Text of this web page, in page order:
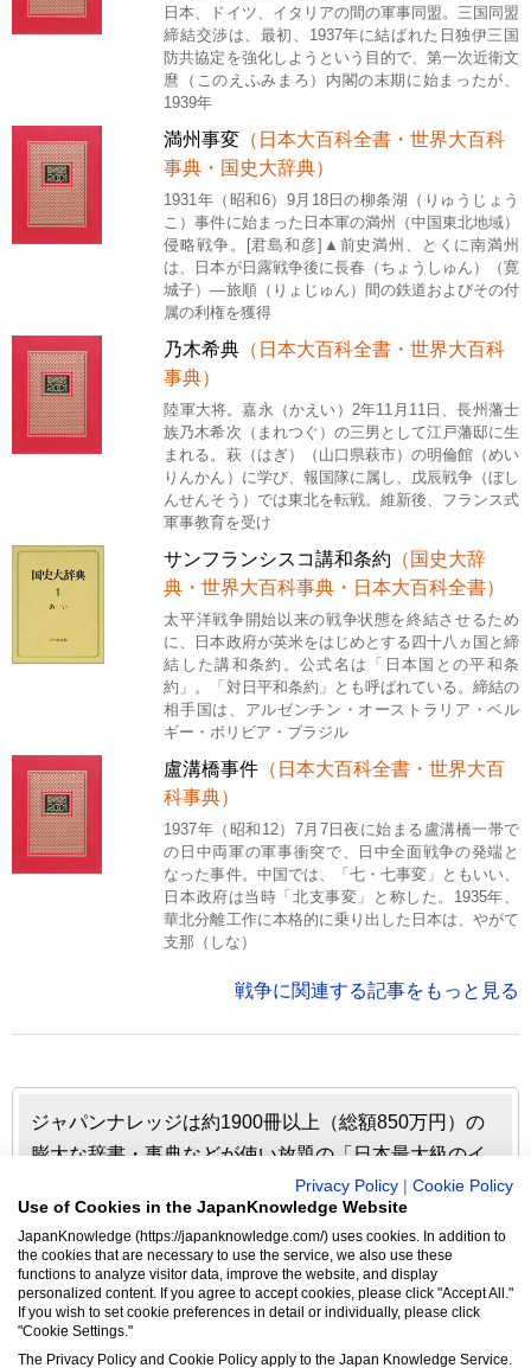
日本、ドイツ、イタリアの間の軍事同盟。三国同盟
締結交渉は、最初、1937年に結ばれた日独伊三国
防共協定を強化しようという目的で、第一次近衛文
麿（このえふみまろ）内閣の末期に始まったが、
1939年
満州事変 （日本大百科全書・世界大百科
事典・国史大辞典）
1931年（昭和6）9月18日の柳条湖（りゅうじょう
こ）事件に始まった日本軍の満州（中国東北地域）
侵略戦争。[君島和彦]▲前史満州、とくに南満州
は、日本が日露戦争後に長春（ちょうしゅん）（寛
城子）―旅順（りょじゅん）間の鉄道およびその付
属の利権を獲得
乃木希典 （日本大百科全書・世界大百科
事典）
陸軍大将。嘉永（かえい）2年11月11日、長州藩士
族乃木希次（まれつぐ）の三男として江戸藩邸に生
まれる。萩（はぎ）（山口県萩市）の明倫館（めい
りんかん）に学び、報国隊に属し、戊辰戦争（ぼし
んせんそう）では東北を転戦。維新後、フランス式
軍事教育を受け
サンフランシスコ講和条約 （国史大辞
典・世界大百科事典・日本大百科全書）
太平洋戦争開始以来の戦争状態を終結させるため
に、日本政府が英米をはじめとする四十八ヵ国と締
結した講和条約。公式名は「日本国との平和条
約」。「対日平和条約」とも呼ばれている。締結の
相手国は、アルゼンチン・オーストラリア・ベル
ギー・ボリビア・ブラジル
盧溝橋事件 （日本大百科全書・世界大百
科事典）
1937年（昭和12）7月7日夜に始まる盧溝橋一帯で
の日中両軍の軍事衝突で、日中全面戦争の発端と
なった事件。中国では、「七・七事変」ともいい、
日本政府は当時「北支事変」と称した。1935年、
華北分離工作に本格的に乗り出した日本は、やがて
支那（しな）
戦争に関連する記事をもっと見る
ジャパンナレッジは約1900冊以上（総額850万円）の
膨大な辞書・事典などが使い放題の「日本最大級のイ
ンターネット辞書・事典・叢書サイト」です。日本国
内のみならず、海外の有名大学から図書館まで、多く
の機関で利用されています。
ジャパンナレッジの利用料金や収録辞事典について詳しく
Privacy Policy
Cookie Policy
Use of Cookies in the JapanKnowledge Website
JapanKnowledge (https://japanknowledge.com/) uses cookies. In addition to
the cookies that are necessary to use the service, we also use these
functions to analyze visitor data, improve the website, and display
personalized content. If you agree to accept cookies, please click "Accept All."
If you wish to set cookie preferences in detail or individually, please click
"Cookie Settings."
The Privacy Policy and Cookie Policy apply to the Japan Knowledge Service.